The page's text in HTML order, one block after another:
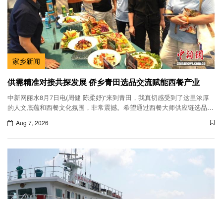
家乡新闻
供需精准对接共探发展 侨乡青田选品交流赋能西餐产业
中新网丽水8月7日电(周健 陈柔妤)“来到青田，我真切感受到了这里浓厚
的人文底蕴和西餐文化氛围，非常震撼。希望通过西餐大师供应链选品交
青田县Aug 7, 2026